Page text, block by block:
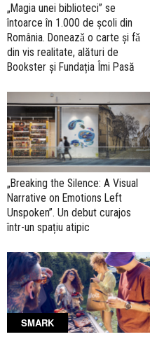
„Magia unei biblioteci” se
întoarce în 1.000 de școli din
România. Doneazǎ o carte şi fǎ
din vis realitate, alături de
Bookster și Fundația Îmi Pasă
„Breaking the Silence: A Visual
Narrative on Emotions Left
Unspoken”. Un debut curajos
într-un spațiu atipic
SMARK